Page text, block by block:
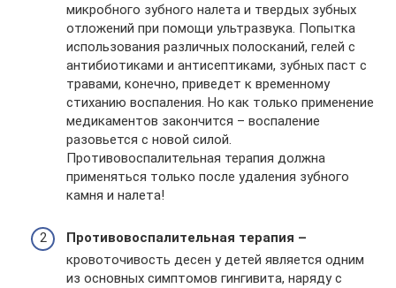
микробного зубного налета и твердых зубных
отложений при помощи ультразвука. Попытка
использования различных полосканий, гелей с
антибиотиками и антисептиками, зубных паст с
травами, конечно, приведет к временному
стиханию воспаления. Но как только применение
медикаментов закончится – воспаление
разовьется с новой силой.
Противовоспалительная терапия должна
применяться только после удаления зубного
камня и налета!
Противовоспалительная терапия –
кровоточивость десен у детей является одним
из основных симптомов гингивита, наряду с